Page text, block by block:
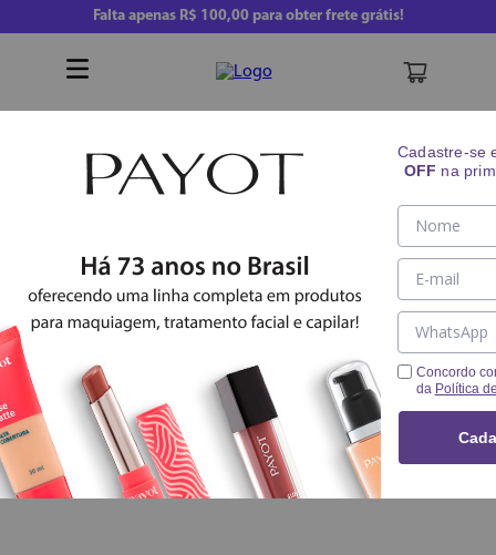
Falta apenas R$ 100,00para obter frete grátis!
Cadastre-se
OFF na
Concordo
da Política